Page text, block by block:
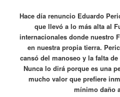
Hace día renuncio Eduardo
que llevó a lo más alta al
internacionales donde nuestro
en nuestra propia tierra.
cansó del manoseo y la falta
Nunca lo dirá porque es una
mucho valor que prefiere
mínimo daño